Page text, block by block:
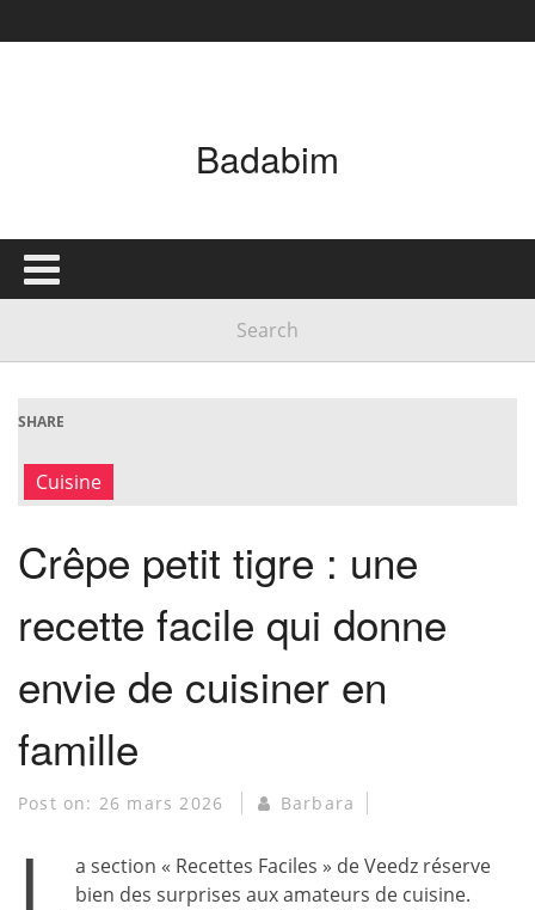
Badabim
SHARE
Cuisine
Crêpe petit tigre : une
recette facile qui donne
envie de cuisiner en
famille
Post on: 26 mars 2026 Barbara
L a section « Recettes Faciles » de Veedz réserve
bien des surprises aux amateurs de cuisine.